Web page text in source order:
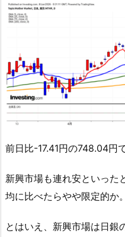
前日比-17.41円の748.04円
新興市場も連れ安といった
均に比べたらやや限定的か。
とはいえ、新興市場は日銀